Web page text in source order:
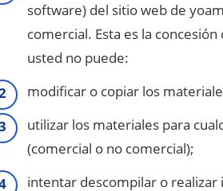
software) del sitio web de
comercial. Esta es la
usted no puede:
modificar o copiar los
utilizar los materiales para
(comercial o no comercial);
intentar descompilar o